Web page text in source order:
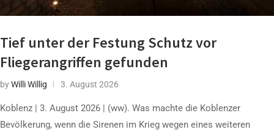
Tief unter der Festung Schutz vor
Fliegerangriffen gefunden
byWilli Willig 3. August 2026
Koblenz | 3. August 2026 | (ww). Was machte die Koblenzer
Bevölkerung, wenn die Sirenen im Krieg wegen eines weiteren